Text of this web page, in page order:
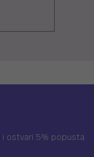
i ostvari 5% popusta